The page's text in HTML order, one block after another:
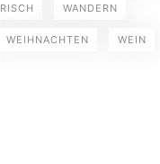
WANDERN
WEIHNACHTEN WEIN